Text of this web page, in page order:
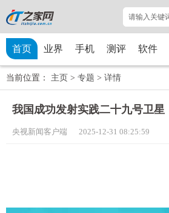
首页 业界 手机 测评 软件
当前位置： 主页 > 专题 > 详情
我国成功发射实践二十九号卫星
央视新闻客户端 2025-12-31 08:25:59